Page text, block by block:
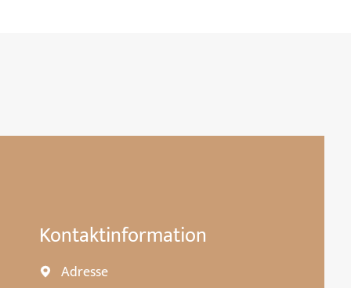
Kontaktinformation
 Adresse